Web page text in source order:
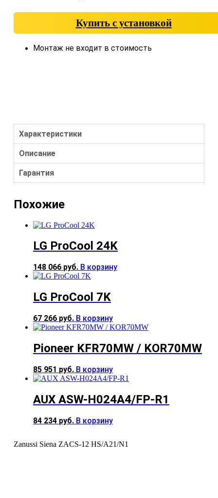
Купить с установкой
Монтаж не входит в стоимость
Характеристики
Описание
Гарантия
Похожие
LG ProCool 24K
148 066 руб. В корзину
LG ProCool 7K
67 266 руб. В корзину
Pioneer KFR70MW / KOR70MW
85 951 руб. В корзину
AUX ASW-H024A4/FP-R1
84 234 руб. В корзину
Zanussi Siena ZACS-12 HS/A21/N1